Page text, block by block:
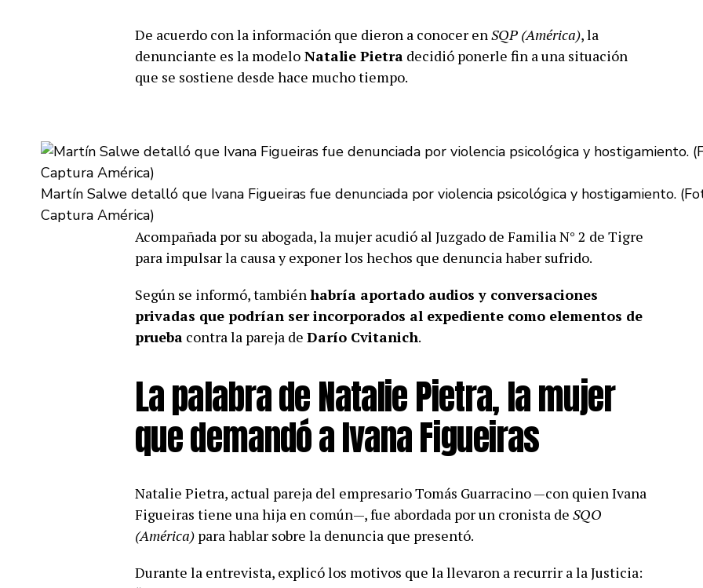
De acuerdo con la información que dieron a conocer enSQP (América), la
denunciante es la modelo Natalie Pietra decidió ponerle fin a una situación
que se sostiene desde hace mucho tiempo.
Martín Salwe detalló que Ivana Figueiras fue denunciada por violencia psicológica y hostigamiento.
Captura América)
Acompañada por su abogada, la mujer acudió al Juzgado de Familia N° 2 de Tigre
para impulsar la causa y exponer los hechos que denuncia haber sufrido.
Según se informó, tambiénhabría aportado audios y conversaciones
privadas que podrían ser incorporados al expediente como elementos de
prueba contra la pareja de Darío Cvitanich.
La palabra de Natalie Pietra, la mujer
que demandó a Ivana Figueiras
Natalie Pietra, actual pareja del empresario Tomás Guarracino —con quien Ivana
Figueiras tiene una hija en común—, fue abordada por un cronista de SQO
(América) para hablar sobre la denuncia que presentó.
Durante la entrevista, explicó los motivos que la llevaron a recurrir a la Justicia: